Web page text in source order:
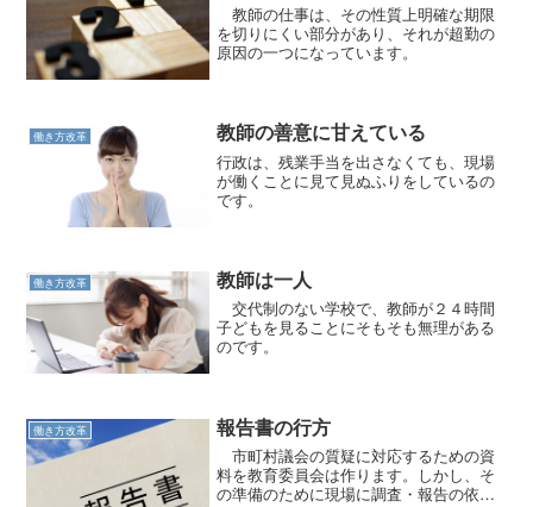
教師の仕事は、その性質上明確な期限
を切りにくい部分があり、それが超勤の
原因の一つになっています。
働き方改革 教師の善意に甘えている
行政は、残業手当を出さなくても、現場
が働くことに見て見ぬふりをしているの
です。
働き方改革 教師は一人
交代制のない学校で、教師が２４時間
子どもを見ることにそもそも無理がある
のです。
働き方改革 報告書の行方
市町村議会の質疑に対応するための資
料を教育委員会は作ります。しかし、そ
の準備のために現場に調査・報告の依頼